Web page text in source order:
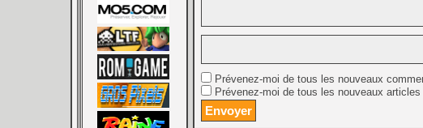
Prévenez-moi de tous les nouveaux
Prévenez-moi de tous les nouveaux articles